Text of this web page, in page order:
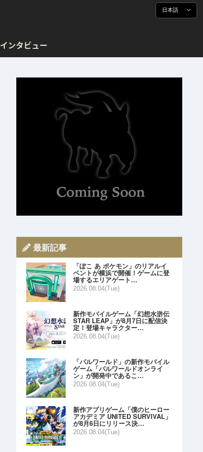
日本語
インタビュー
最新記事
「ぽこ あ ポケモン」のリアルイ
ベントが横浜で開催！ゲームに登
場するエリアゲート…
2026.08.04(Tue)
新作モバイルゲーム「幻想水滸伝
STAR LEAP」が8月7日に配信決
定！登場キャラクター…
2026.08.04(Tue)
「パルワールド」の新作モバイル
ゲーム「パルワールドオンライ
ン」が開発中であるこ…
2026.08.04(Tue)
新作アプリゲーム「僕のヒーロー
アカデミア UNITED SURVIVAL」
が8月6日にリリース決…
2026.08.04(Tue)